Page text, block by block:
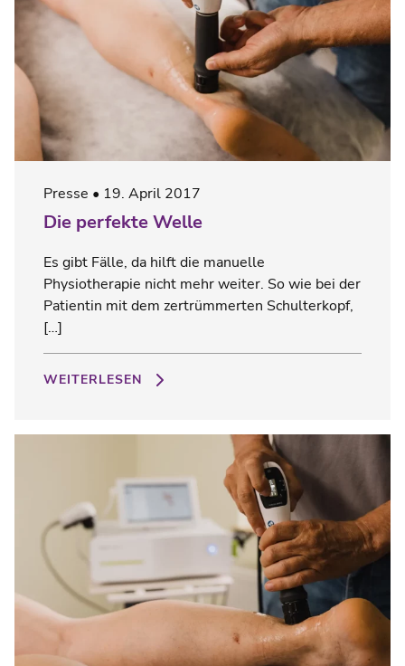
Presse 19. April 2017
Die perfekte Welle
Es gibt Fälle, da hilft die manuelle
Physiotherapie nicht mehr weiter. So wie bei der
Patientin mit dem zertrümmerten Schulterkopf,
[…]
WEITERLESEN